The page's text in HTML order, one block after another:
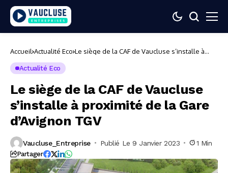
Accueil Actualité Eco Le siège de la CAF de Vaucluse s’installe à
Actualité Eco
Le siège de la CAF de Vaucluse
s’installe à proximité de la Gare
d’Avignon TGV
Vaucluse_Entreprise Publié Le 9 Janvier 2023 1 Min
Partager